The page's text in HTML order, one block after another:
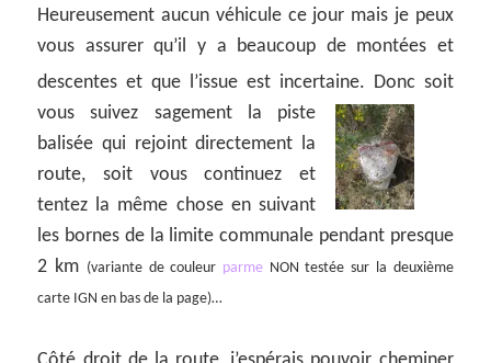
Heureusement aucun véhicule ce jour mais je peux
vous assurer qu’il y a beaucoup de montées et
descentes et que l’issue est incertaine. Donc soit
vous suivez sagement la piste
balisée qui rejoint directement la
route, soit vous continuez et
tentez la même chose en suivant
les bornes de la limite communale pendant presque
2 km (variante de couleur parme NON testée sur la deuxième
carte IGN en bas de la page)…